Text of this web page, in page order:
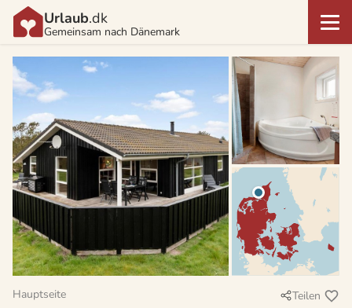
Urlaub.dk
Gemeinsam nach Dänemark
Hauptseite Teilen